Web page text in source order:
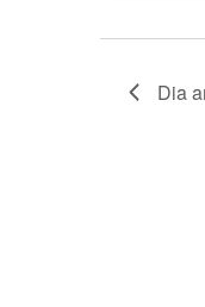
Dia